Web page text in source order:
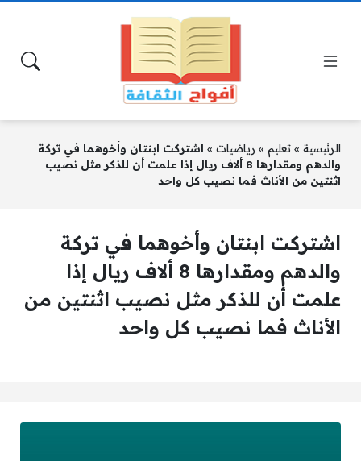
الرئيسية » تعليم » رياضيات » اشتركت ابنتان وأخوهما في تركة
والدهم ومقدارها 8 ألاف ريال إذا علمت أن للذكر مثل نصيب
اثنتين من الأناث فما نصيب كل واحد
اشتركت ابنتان وأخوهما في تركة
والدهم ومقدارها 8 ألاف ريال إذا
علمت أن للذكر مثل نصيب اثنتين من
الأناث فما نصيب كل واحد